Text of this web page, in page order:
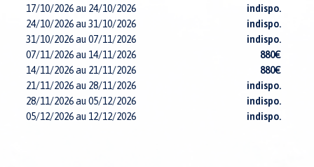
17/10/2026 au 24/10/2026
indispo.
24/10/2026 au 31/10/2026
indispo.
31/10/2026 au 07/11/2026
indispo.
07/11/2026 au 14/11/2026
880€
14/11/2026 au 21/11/2026
880€
21/11/2026 au 28/11/2026
indispo.
28/11/2026 au 05/12/2026
indispo.
05/12/2026 au 12/12/2026
indispo.